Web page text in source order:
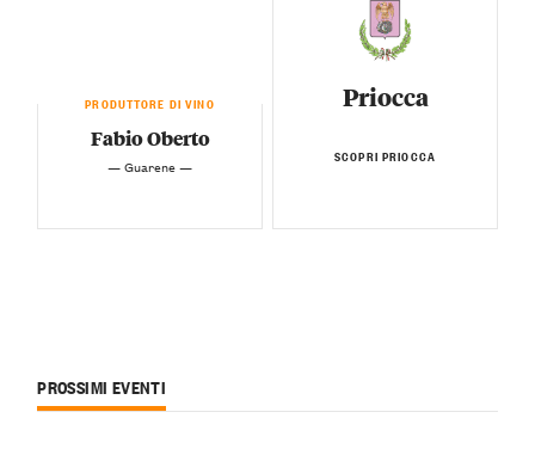
PRODUTTORE DI VINO
Fabio Oberto
— Guarene —
Priocca
SCOPRI PRIOCCA
PROSSIMI EVENTI